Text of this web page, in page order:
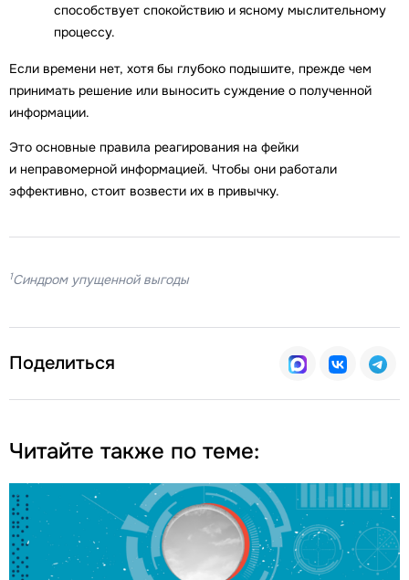
способствует спокойствию и ясному мыслительному
процессу.
Если времени нет, хотя бы глубоко подышите, прежде чем
принимать решение или выносить суждение о полученной
информации.
Это основные правила реагирования на фейки
и неправомерной информацией. Чтобы они работали
эффективно, стоит возвести их в привычку.
1Синдром упущенной выгоды
Поделиться
Читайте также по теме: